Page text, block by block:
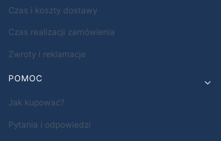
Czas i koszty dostawy
Czas realizacji zamówienia
Zwroty i reklamacje
POMOC
Jak kupować?
Pytania i odpowiedzi